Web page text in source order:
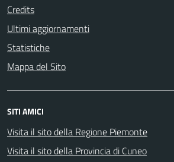
Credits
Ultimi aggiornamenti
Statistiche
Mappa del Sito
SITI AMICI
Visita il sito della Regione Piemonte
Visita il sito della Provincia di Cuneo